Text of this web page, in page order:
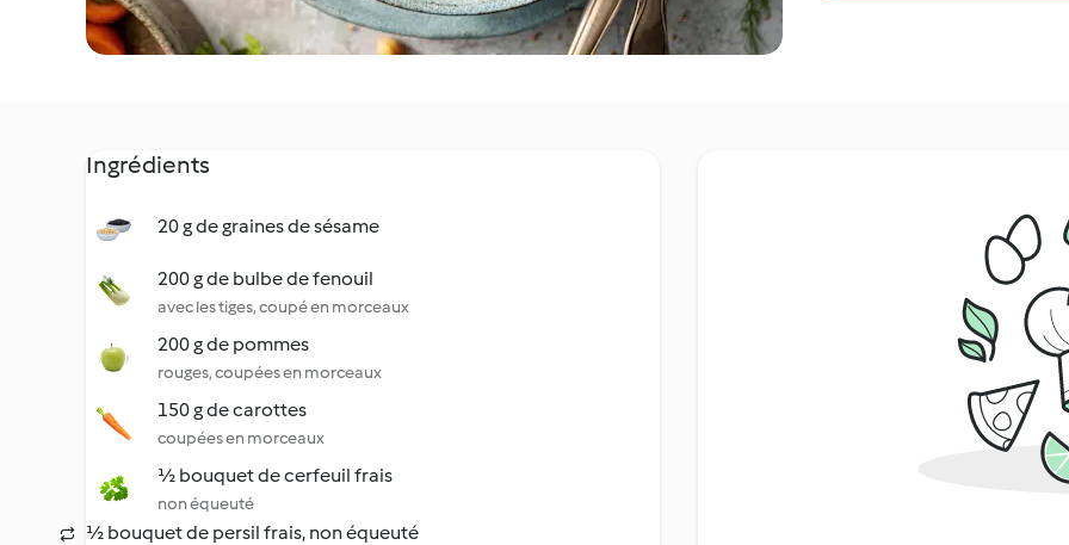
Ingrédients
20 g de graines de sésame
200 g de bulbe de fenouil
avec les tiges, coupé en morceaux
200 g de pommes
rouges, coupées en morceaux
150 g de carottes
coupées en morceaux
½ bouquet de cerfeuil frais
non équeuté
½ bouquet de persil frais, non équeuté